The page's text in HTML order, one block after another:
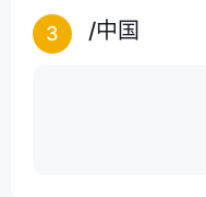
3 /中国